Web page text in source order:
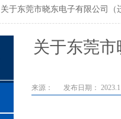
关于东莞市晓东电子有限公司
关于东莞
来源： 发布日期：